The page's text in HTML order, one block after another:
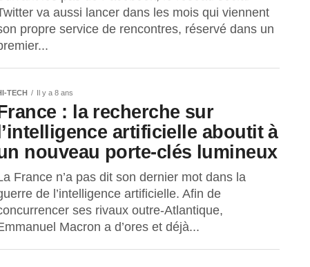
va aussi lancer dans les mois qui viennent
propre service de rencontres, réservé dans un
TECH Il y a 8 ans
: la recherche sur
artificielle aboutit à
nouveau porte-clés lumineux
France n’a pas dit son dernier mot dans la
de l’intelligence artificielle. Afin de
ses rivaux outre-Atlantique,
Macron a d’ores et déjà...